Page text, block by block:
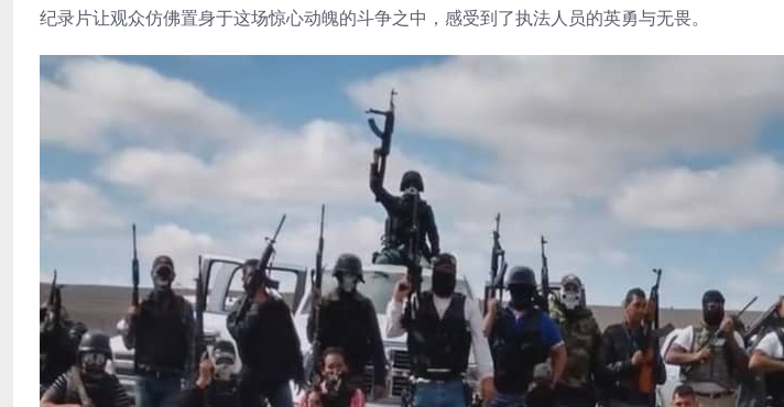
纪录片让观众仿佛置身于这场惊心动魄的斗争之中，感受到了执法人员的英勇与无畏。